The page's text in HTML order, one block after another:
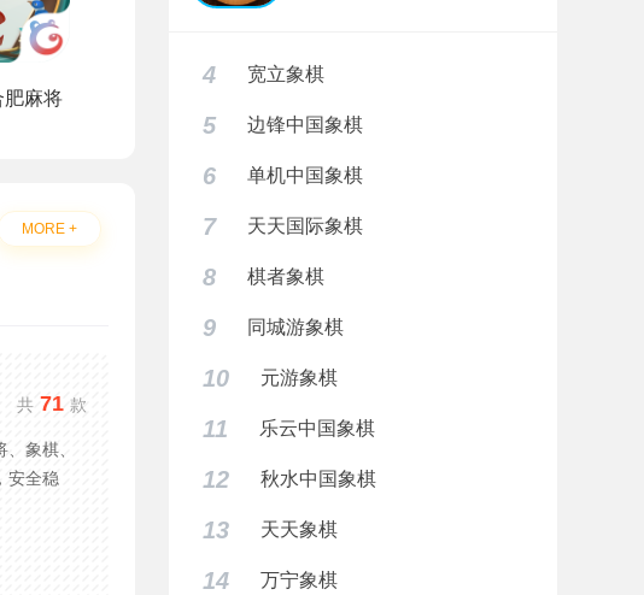
肥麻将
MORE +
共71 款
象棋、
安全稳
4 宽立象棋
5 边锋中国象棋
6 单机中国象棋
7 天天国际象棋
8 棋者象棋
9 同城游象棋
10 元游象棋
11 乐云中国象棋
12 秋水中国象棋
13 天天象棋
14 万宁象棋